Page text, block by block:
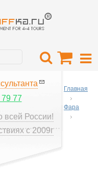
77
всей России!
с 2009г
Главная
Фара